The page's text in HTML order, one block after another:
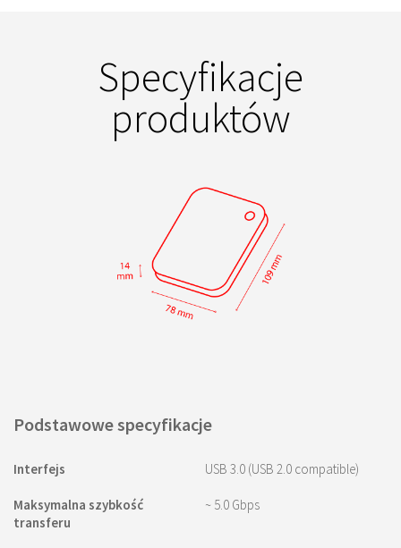
Specyfikacje
produktów
Podstawowe specyfikacje
Interfejs USB 3.0 (USB 2.0 compatible)
Maksymalna szybkość
transferu
~ 5.0 Gbps